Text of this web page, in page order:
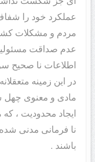
عملکرد خود را
مردم و مشکلات
عدم صداقت
اطلاعات نا صحیح
در این زمینه
مادی و معنوی
ایجاد محدودیت ،
نا فرمانی مدنی
باشند .